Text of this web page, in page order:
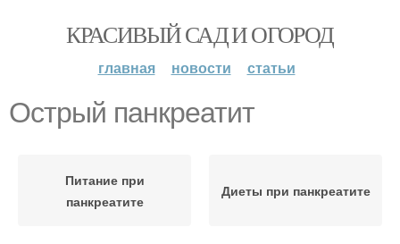
КРАСИВЫЙ САД И ОГОРОД
главная новости статьи
Острый панкреатит
Питание при
панкреатите
Диеты при панкреатите